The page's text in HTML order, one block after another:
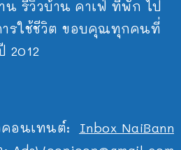
น รีวิวบ้าน คาเฟ่ ที่พัก ไป
รใช้ชีวิต ขอบคุณทุกคนที่
2012
อนเทนต์: Inbox NaiBann